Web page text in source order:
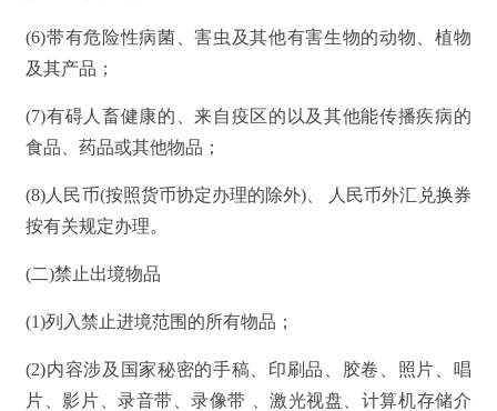
(6)带有危险性病菌、害虫及其他有害生物的动物、植物
及其产品；
(7)有碍人畜健康的、来自疫区的以及其他能传播疾病的
食品、药品或其他物品；
(8)人民币(按照货币协定办理的除外)、 人民币外汇兑换券
按有关规定办理。
(二)禁止出境物品
(1)列入禁止进境范围的所有物品；
(2)内容涉及国家秘密的手稿、印刷品、胶卷、照片、唱
片、影片、录音带、录像带 、激光视盘、计算机存储介